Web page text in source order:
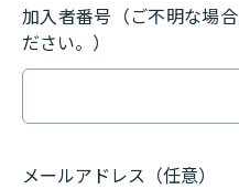
加入者番号（ご不明な場
ださい。）
メールアドレス（任意）